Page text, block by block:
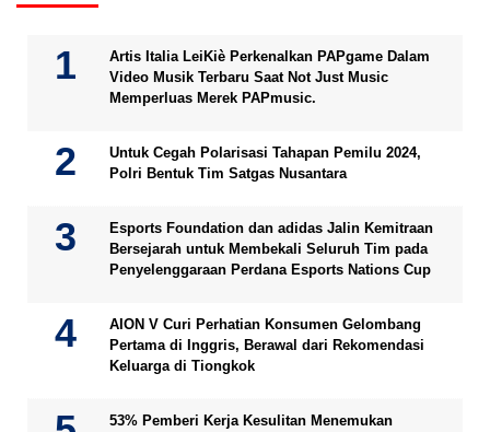
Artis Italia LeiKiè Perkenalkan PAPgame Dalam
Video Musik Terbaru Saat Not Just Music
Memperluas Merek PAPmusic.
Untuk Cegah Polarisasi Tahapan Pemilu 2024,
Polri Bentuk Tim Satgas Nusantara
Esports Foundation dan adidas Jalin Kemitraan
Bersejarah untuk Membekali Seluruh Tim pada
Penyelenggaraan Perdana Esports Nations Cup
AION V Curi Perhatian Konsumen Gelombang
Pertama di Inggris, Berawal dari Rekomendasi
Keluarga di Tiongkok
53% Pemberi Kerja Kesulitan Menemukan